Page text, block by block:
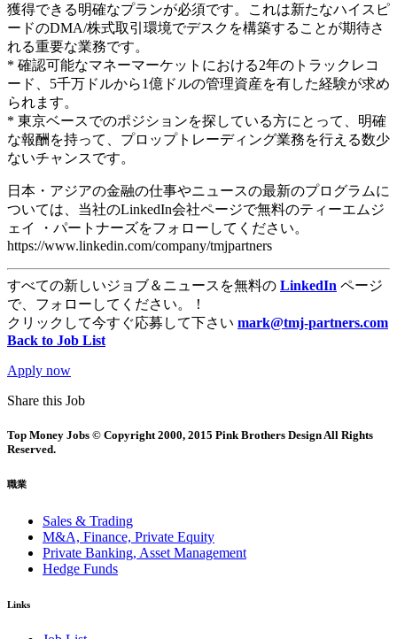
獲得できる明確なプランが必須です。これは新たなハイスピ
ードのDMA/株式取引環境でデスクを構築することが期待さ
れる重要な業務です。
* 確認可能なマネーマーケットにおける2年のトラックレコ
ード、5千万ドルから1億ドルの管理資産を有した経験が求め
られます。
* 東京ベースでのポジションを探している方にとって、明確
な報酬を持って、プロップトレーディング業務を行える数少
ないチャンスです。
日本・アジアの金融の仕事やニュースの最新のプログラムに
ついては、当社のLinkedIn会社ページで無料のティーエムジ
ェイ ・パートナーズをフォローしてください。
https://www.linkedin.com/company/tmjpartners
すべての新しいジョブ＆ニュースを無料の LinkedIn ページ
で、フォローしてください。！
クリックして今すぐ応募して下さい mark@tmj-partners.com
Back to Job List
Apply now
Share this Job
Top Money Jobs © Copyright 2000, 2015 Pink Brothers Design All Rights
Reserved.
職業
Sales & Trading
M&A, Finance, Private Equity
Private Banking, Asset Management
Hedge Funds
Links